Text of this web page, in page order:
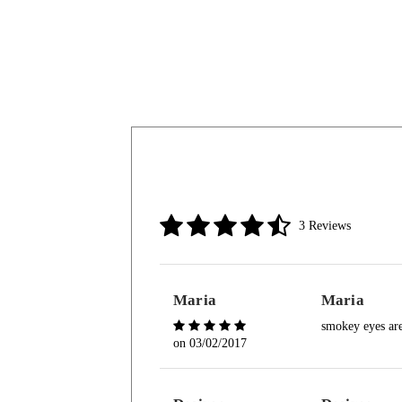
3 Reviews
Maria
on 03/02/2017
Maria
smokey eyes